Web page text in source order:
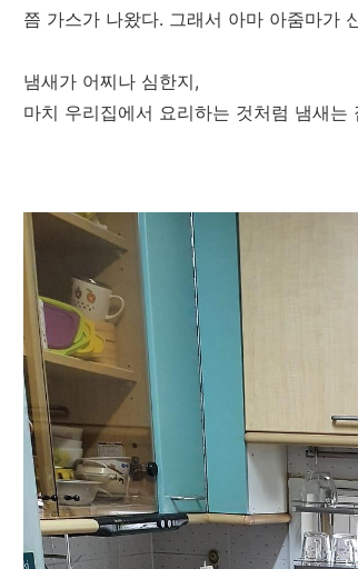
쯤 가스가 나왔다. 그래서 아마 아줌마가
냄새가 어찌나 심한지,
마치 우리집에서 요리하는 것처럼 냄새는